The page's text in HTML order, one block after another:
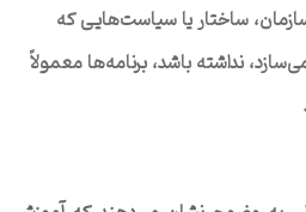
ساختار یا سیاست‌هایی که
نداشته باشد، برنامه‌ها معمولاً